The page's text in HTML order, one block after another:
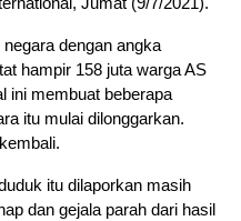
dengan angka
hampir 158 juta warga AS
ini membuat beberapa
itu mulai dilonggarkan.
itu dilaporkan masih
dan gejala parah dari hasil